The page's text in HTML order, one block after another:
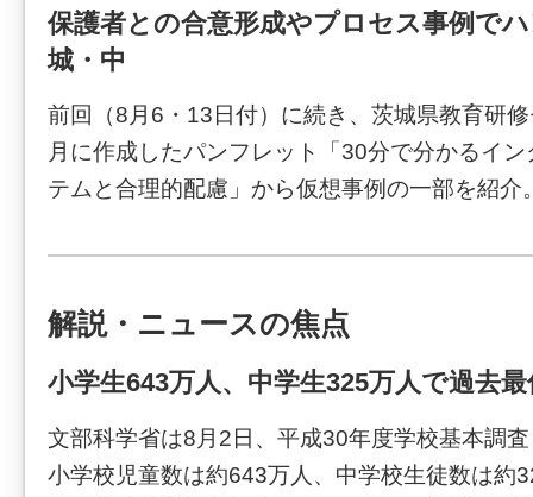
保護者との合意形成やプロセス事例で
城・中
前回（8月6・13日付）に続き、茨城県教育研
月に作成したパンフレット「30分で分かるイ
テムと合理的配慮」から仮想事例の一部を紹介
解説・ニュースの焦点
小学生643万人、中学生325万人で過去
文部科学省は8月2日、平成30年度学校基本調
小学校児童数は約643万人、中学校生徒数は約